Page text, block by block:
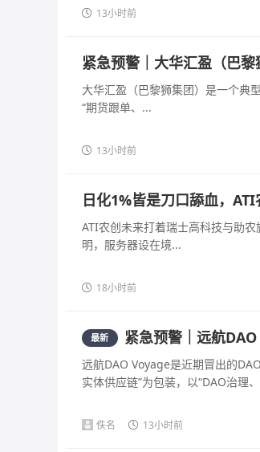
13小时前
紧急预警｜大华汇盈（巴
大华汇盈（巴黎狮集团）是一个典
“期货跟单、...
13小时前
日化1%皆是刀口舔血，
ATI农创未来打着瑞士高科技与助
明，服务器设在境...
18小时前
最新 紧急预警｜远航
远航DAO Voyage是近期冒出的
实体供应链”为包装，以“DAO治理
佚名 13小时前